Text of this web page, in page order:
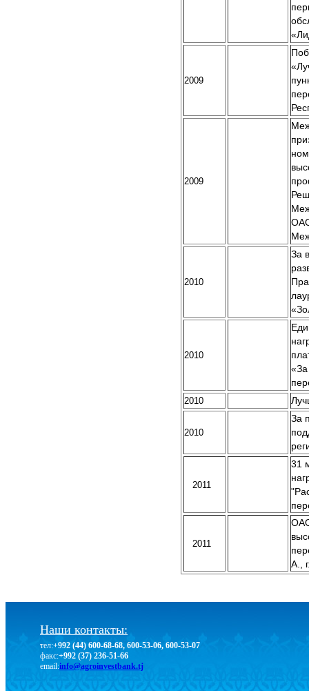
2009
2009
2010
За
2010
2010
2010
За
2011
31
2011
A.,
Наши контакты:
тел:+992 (44) 600-68-68, 600-53-06, 600-53-07
факс:+992 (37) 236-51-66
email:info@agroinvestbank.tj